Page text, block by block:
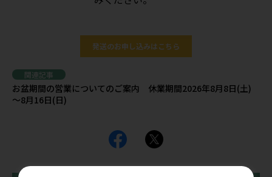
発送のお申し込みはこちら
関連記事
お盆期間の営業についてのご案内 休業期間2026年8月8日(土)
～8月16日(日)